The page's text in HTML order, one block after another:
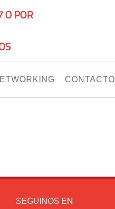
O POR
CONTACTO
SEGUINOS EN